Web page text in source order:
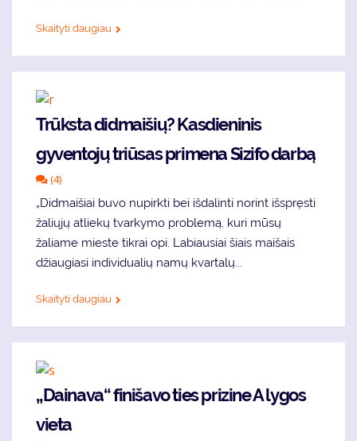
Skaityti daugiau
Trūksta didmaišių? Kasdieninis
gyventojų triūsas primena Sizifo darbą
(4)
„Didmaišiai buvo nupirkti bei išdalinti norint išspręsti
žaliųjų atliekų tvarkymo problemą, kuri mūsų
žaliame mieste tikrai opi. Labiausiai šiais maišais
džiaugiasi individualių namų kvartalų...
Skaityti daugiau
„Dainava“ finišavo ties prizine A lygos
vieta